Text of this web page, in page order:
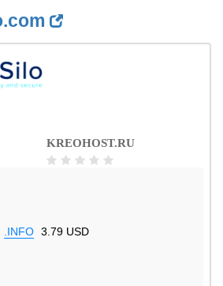
KREOHOST.RU
.INFO 3.79 USD